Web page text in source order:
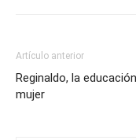
Artículo anterior
Reginaldo, la
mujer